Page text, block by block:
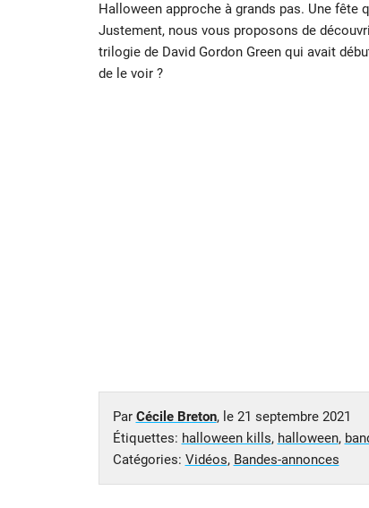
Halloween approche à grands pas. Une fête
Justement, nous vous proposons de
trilogie de David Gordon Green qui avait
de le voir ?
Par Cécile Breton, le 21 septembre 2021
Étiquettes: halloween kills, halloween,
Catégories: Vidéos, Bandes-annonces